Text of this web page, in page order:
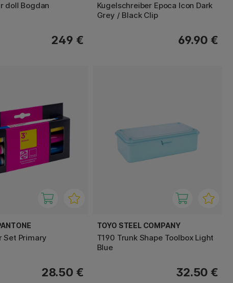
doll Bogdan
249 €
Kugelschreiber Epoca Icon Dark
Grey / Black Clip
69.90 €
Set Primary
28.50 €
TOYO STEEL COMPANY
T190 Trunk Shape Toolbox Light
Blue
32.50 €